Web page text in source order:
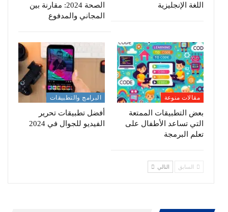
اللغة الإنجليزية
الصحة 2024: مقارنة بين
المجاني والمدفوع
مقالات منوعة
بعض التطبيقات الممتعة
التي تساعد الأطفال على
تعلم البرمجة
البرامج والتطبيقات
أفضل تطبيقات تحرير
الفيديو للجوال في 2024
السابق التالي